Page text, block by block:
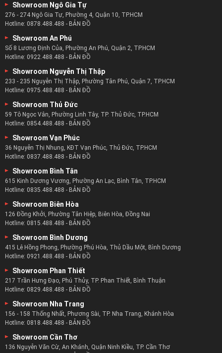
Đó không chỉ là người bạn đồng hành của ghế sofa mà còn
là một món đồ nội thất góp phần mang đến những nét
chấm phá mới cho phòng khách.
Với chiếc bàn trà sofa bạn có thể làm đẹp thêm cho phòng
khách với những món đồ trang trí mới.
Bàn trà còn dùng để đặt những ấm trà đẹp mắt để tiếp
đón khách và mang cho họ một ly nước uống ngon nhất.
Doanh nghiệp bàn sofa kinh nghiệm nhất:
zSofa là doanh nghiệp có nhiều năm kinh nghiệm trong lĩnh
vực nội thất bàn sofa với hơn 5 năm kinh nghiệm.
Từ năm 2017 cho đến nay zSofa luôn nằm trong top những
doanh nghiệp bàn sofa nổi tiếng nhất.
zSofa hiện nay cũng đang là doanh nghiệp cung cấp bàn trà
chính cho nhiều doanh nghiệp, tổ chức và cá nhân.
nhất mà còn là những dịch vụ khách hàng tốt nhất.
Đảm bảo khách hàng của zSofa luôn hài lòng về chất lượng
bàn trà và sự hỗ trợ từ đội ngũ nhân viên của zSofa.
Showroom Ngô Gia Tự
276 - 274 Ngô Gia Tự, Phường 4, Quận 10, TP.HCM
Hotline: 0878.488.488 - BẢN ĐỒ
Showroom An Phú
Số 8 Lương Định Của, Phường An Phú, Quận 2, TP.HCM
Hotline: 0922.488.488 - BẢN ĐỒ
Showroom Nguyễn Thị Thập
233 - 235 Nguyễn Thị Thập, Phường Tân Phú, Quận 7, TP.HCM
Hotline: 0975.488.488 - BẢN ĐỒ
Showroom Thủ Đức
59 Tô Ngọc Vân, Phường Linh Tây, TP. Thủ Đức, TP.HCM
Hotline: 0854.488.488 - BẢN ĐỒ
Showroom Vạn Phúc
36 Nguyễn Thị Nhung, KĐT Vạn Phúc, Thủ Đức, TP.HCM
Hotline: 0837.488.488 - BẢN ĐỒ
Showroom Bình Tân
615 Kinh Dương Vương, Phường An Lạc, Bình Tân, TP.HCM
Hotline: 0835.488.488 - BẢN ĐỒ
Showroom Biên Hòa
126 Đồng Khởi, Phường Tân Hiệp, Biên Hòa, Đồng Nai
Hotline: 0815.488.488 - BẢN ĐỒ
Showroom Bình Dương
415 Lê Hồng Phong, Phường Phú Hòa, Thủ Dầu Một, Bình Dương
Hotline: 0921.488.488 - BẢN ĐỒ
Showroom Phan Thiết
217 Trần Hưng Đạo, Phú Thủy, TP. Phan Thiết, Bình Thuận
Hotline: 0829.488.488 - BẢN ĐỒ
Showroom Nha Trang
156 - 158 Thống Nhất, Phương Sài, TP. Nha Trang, Khánh Hòa
Hotline: 0818.488.488 - BẢN ĐỒ
Showroom Cần Thơ
136 Nguyễn Văn Cừ, An Khánh, Quận Ninh Kiều, TP. Cần Thơ